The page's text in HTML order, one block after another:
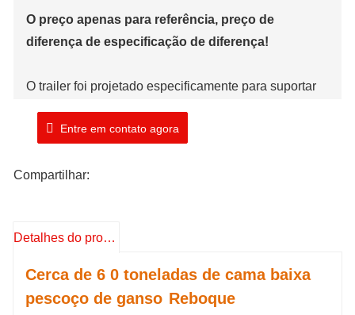
O preço apenas para referência, preço de
diferença de especificação de diferença!
O trailer foi projetado especificamente para suportar
Esta alta capacidade de carga o torna adequado para
construção, máquinas e outras cargas de grandes
Marca: TIMA
Entre em contato agora
Compartilhar:
Detalhes do produto
Cerca de 6 0 toneladas de cama baixa
pescoço de ganso Reboque